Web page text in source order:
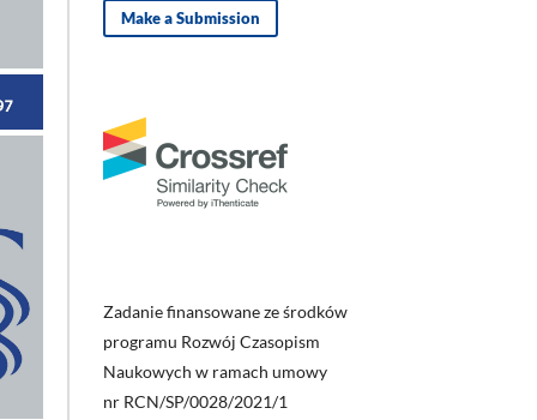
Make a Submission
Zadanie finansowane ze środków
programu Rozwój Czasopism
Naukowych w ramach umowy
nr RCN/SP/0028/2021/1